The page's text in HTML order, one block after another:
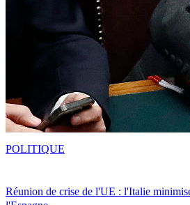
Réunion de crise de l'UE : l'Italie
POLITIQUE